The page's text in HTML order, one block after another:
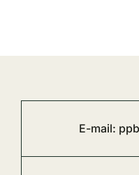
E-mail: